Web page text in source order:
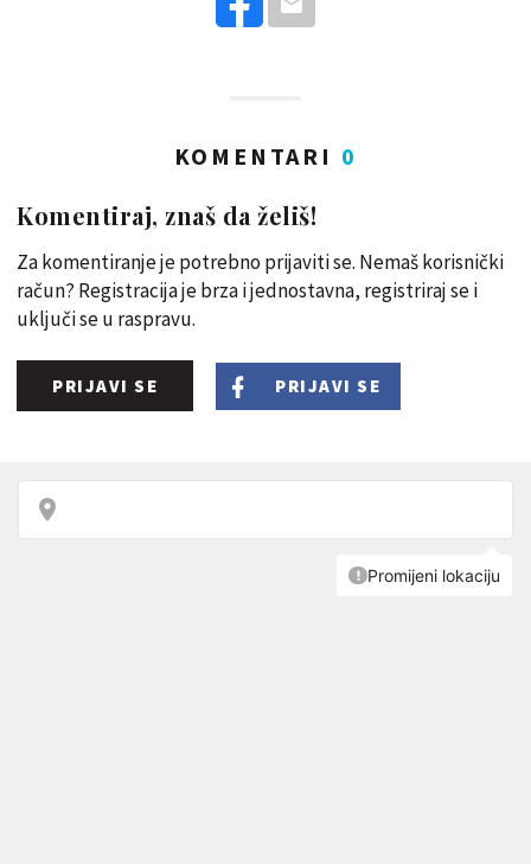
KOMENTARI 0
Komentiraj, znaš da želiš!
Za komentiranje je potrebno prijaviti se. Nemaš korisnički
račun? Registracija je brza i jednostavna, registriraj se i
uključi se u raspravu.
PRIJAVI SE PRIJAVI SE